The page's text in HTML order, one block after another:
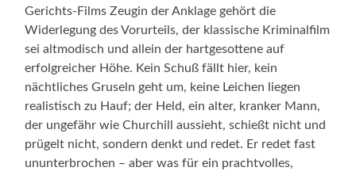
Gerichts-Films Zeugin der Anklage gehört die
Widerlegung des Vorurteils, der klassische Kriminalfilm
sei altmodisch und allein der hartgesottene auf
erfolgreicher Höhe. Kein Schuß fällt hier, kein
nächtliches Gruseln geht um, keine Leichen liegen
realistisch zu Hauf; der Held, ein alter, kranker Mann,
der ungefähr wie Churchill aussieht, schießt nicht und
prügelt nicht, sondern denkt und redet. Er redet fast
ununterbrochen – aber was für ein prachtvolles,